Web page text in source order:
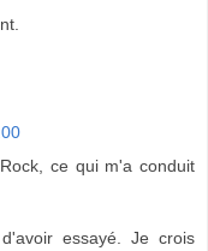
ce qui m'a conduit
essayé. Je crois